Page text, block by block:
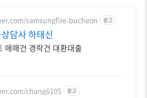
samsungfire-bucheon 광고
담사 하태신
매매건 경락건 대환대출
chang6105 광고